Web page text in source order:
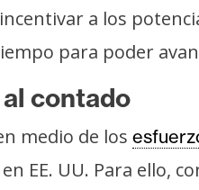
a los
para poder
al contado
medio de los
EE. UU. Para ello,